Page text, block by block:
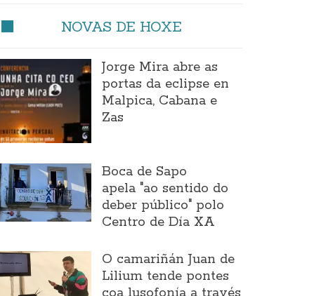
NOVAS DE HOXE
Jorge Mira abre as
portas da eclipse en
Malpica, Cabana e
Zas
Boca de Sapo
apela "ao sentido do
deber público" polo
Centro de Día XA
O camariñán Juan de
Lilium tende pontes